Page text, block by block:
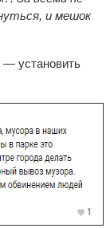
и мешок
— установить